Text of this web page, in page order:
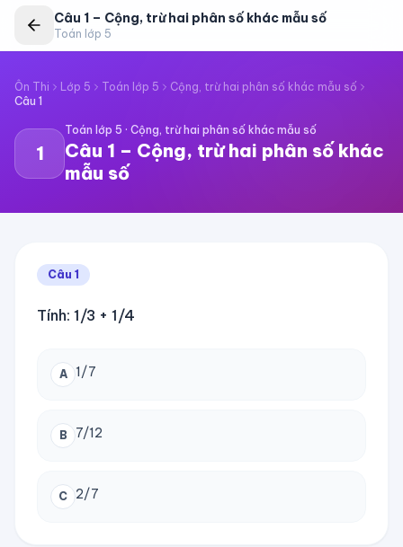
Câu 1 – Cộng, trừ hai phân số khác mẫu số
Toán lớp 5
Ôn Thi Lớp 5 Toán lớp 5
Cộng, trừ hai phân số khác mẫu số
Câu 1
1
Toán lớp 5 · Cộng, trừ hai phân số khác mẫu số
Câu 1 – Cộng, trừ hai phân số khác
mẫu số
Câu 1
Tính: 1/3 + 1/4
A 1/7
B 7/12
C 2/7